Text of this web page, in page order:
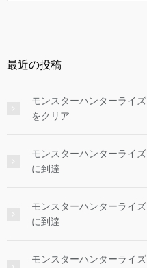
最近の投稿
モンスターハンターライ
をクリア
モンスターハンターライ
に到達
モンスターハンターライ
に到達
モンスターハンターライ